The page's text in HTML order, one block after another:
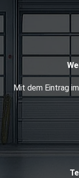
Mit dem Eintrag